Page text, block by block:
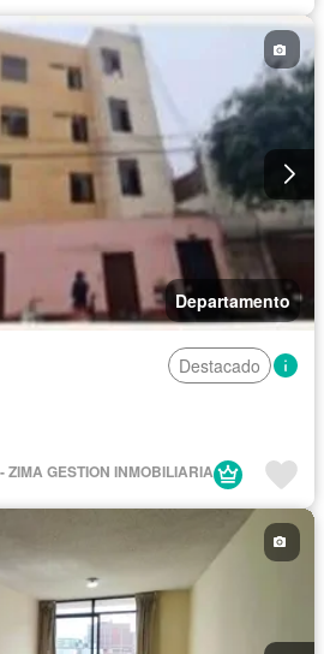
Departamento
Destacado
GESTION INMOBILIARIA